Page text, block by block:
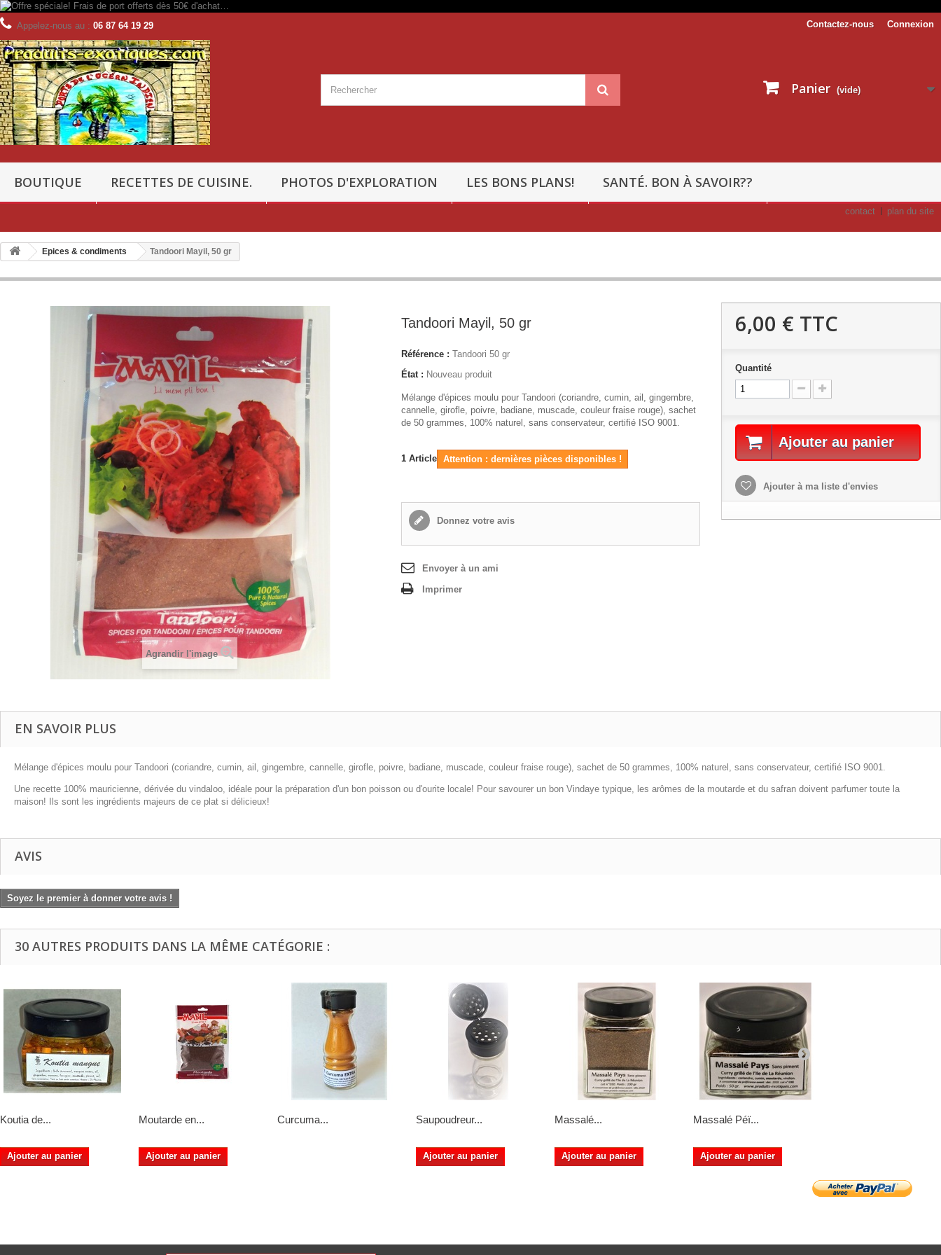
Connexion
Contactez-nous
Appelez-nous au : 06 87 64 19 29
Panier (vide)
BOUTIQUE RECETTES DE CUISINE. PHOTOS D'EXPLORATION LES BONS PLANS! SANTÉ. BON À SAVOIR??
contact plan du site
Epices & condiments Tandoori Mayil, 50 gr
Agrandir l'image
Tandoori Mayil, 50 gr
Référence : Tandoori 50 gr
État : Nouveau produit
Mélange d'épices moulu pour Tandoori (coriandre, cumin, ail, gingembre,
cannelle, girofle, poivre, badiane, muscade, couleur fraise rouge), sachet
de 50 grammes, 100% naturel, sans conservateur, certifié ISO 9001.
1 Article Attention : dernières pièces disponibles !
Donnez votre avis
Envoyer à un ami
Imprimer
6,00 € TTC
Quantité
Ajouter au panier
Ajouter à ma liste d'envies
EN SAVOIR PLUS
Mélange d'épices moulu pour Tandoori (coriandre, cumin, ail, gingembre, cannelle, girofle, poivre, badiane, muscade, couleur fraise rouge), sachet de 50 grammes, 100% naturel, sans conservateur, certifié ISO 9001.
Une recette 100% mauricienne, dérivée du vindaloo, idéale pour la préparation d'un bon poisson ou d'ourite locale! Pour savourer un bon Vindaye typique, les arômes de la moutarde et du safran doivent parfumer toute la
maison! Ils sont les ingrédients majeurs de ce plat si délicieux!
AVIS
Soyez le premier à donner votre avis !
30 AUTRES PRODUITS DANS LA MÊME CATÉGORIE :
Koutia de...
Ajouter au panier
Moutarde en...
Ajouter au panier
Curcuma... Saupoudreur...
Ajouter au panier
Massalé...
Ajouter au panier
Massalé Péï...
Ajouter au panier